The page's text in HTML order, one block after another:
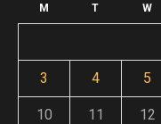
M T W
3 4 5
10 11 12